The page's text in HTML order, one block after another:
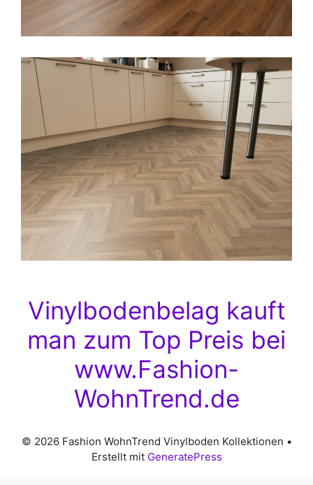
Vinylbodenbelag kauft
man zum Top Preis bei
www.Fashion-
WohnTrend.de
© 2026 Fashion WohnTrend Vinylboden Kollektionen •
Erstellt mit GeneratePress